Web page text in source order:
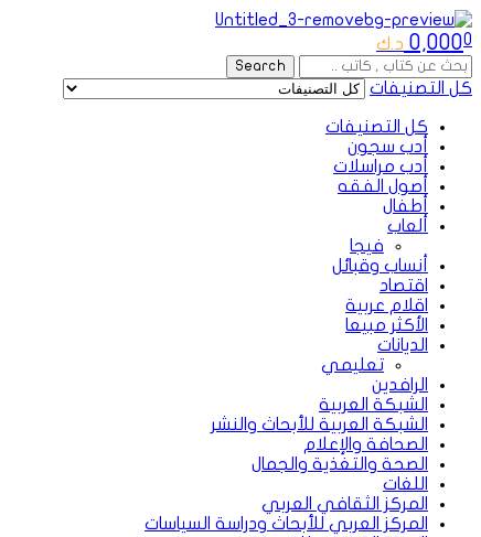
Menu
0
0,000 د.ك
Search
for:
Search
كل التصنيفات
كل التصنيفات
أدب سجون
أدب مراسلات
أصول الفقه
أطفال
ألعاب
فيجا
أنساب وقبائل
اقتصاد
اقلام عربية
الأكثر مبيعا
الديانات
تعليمي
الرافدين
الشبكة العربية
الشبكة العربية للأبحاث والنشر
الصحافة والإعلام
الصحة والتغذية والجمال
اللغات
المركز الثقافي العربي
المركز العربي للأبحاث ودراسة السياسات